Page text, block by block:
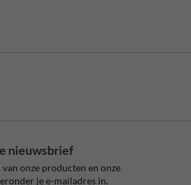
nieuwsbrief
onze producten en onze
je e-mailadres in.